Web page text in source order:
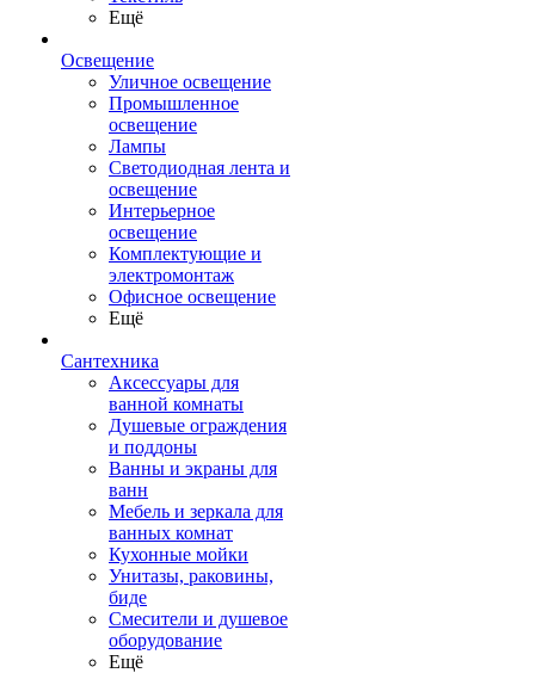
Ещё
Освещение
Уличное освещение
Промышленное
освещение
Лампы
Светодиодная лента и
освещение
Интерьерное
освещение
Комплектующие и
электромонтаж
Офисное освещение
Ещё
Сантехника
Аксессуары для
ванной комнаты
Душевые ограждения
и поддоны
Ванны и экраны для
ванн
Мебель и зеркала для
ванных комнат
Кухонные мойки
Унитазы, раковины,
биде
Смесители и душевое
оборудование
Ещё